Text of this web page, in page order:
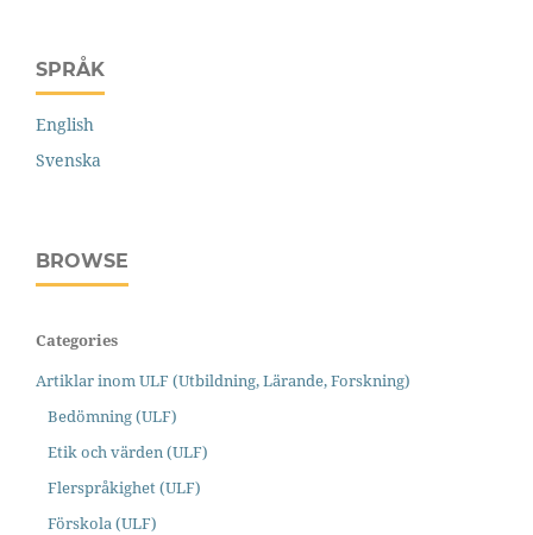
SPRÅK
English
Svenska
BROWSE
Categories
Artiklar inom ULF (Utbildning, Lärande, Forskning)
Bedömning (ULF)
Etik och värden (ULF)
Flerspråkighet (ULF)
Förskola (ULF)